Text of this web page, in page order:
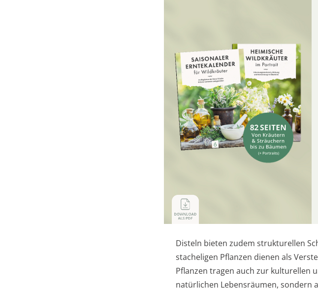
Disteln bieten zudem strukturellen
stacheligen Pflanzen dienen als
Pflanzen tragen auch zur kulturellen
natürlichen Lebensräumen, sondern